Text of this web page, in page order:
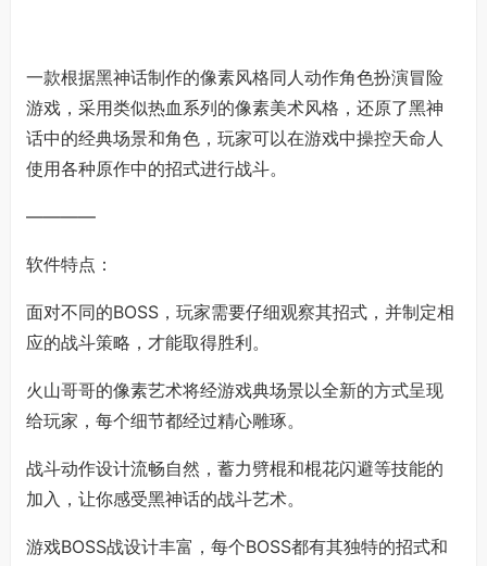
一款根据黑神话制作的像素风格同人动作角色扮演冒险
游戏，采用类似热血系列的像素美术风格，还原了黑神
话中的经典场景和角色，玩家可以在游戏中操控天命人
使用各种原作中的招式进行战斗。
————
软件特点：
面对不同的BOSS，玩家需要仔细观察其招式，并制定相
应的战斗策略，才能取得胜利。
火山哥哥的像素艺术将经游戏典场景以全新的方式呈现
给玩家，每个细节都经过精心雕琢。
战斗动作设计流畅自然，蓄力劈棍和棍花闪避等技能的
加入，让你感受黑神话的战斗艺术。
游戏BOSS战设计丰富，每个BOSS都有其独特的招式和